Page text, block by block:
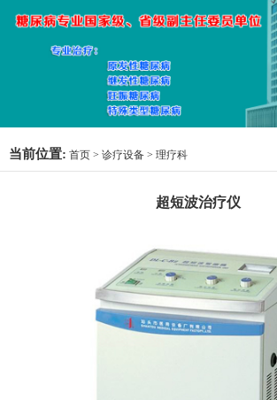
当前位置: 首页 > 诊疗设备 > 理疗科
超短波治疗仪